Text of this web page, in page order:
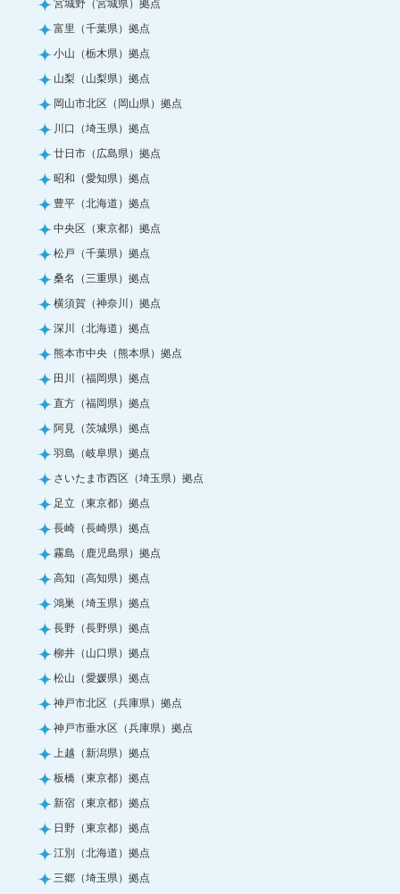
富里（千葉県）拠点
小山（栃木県）拠点
山梨（山梨県）拠点
岡山市北区（岡山県）拠点
川口（埼玉県）拠点
廿日市（広島県）拠点
昭和（愛知県）拠点
豊平（北海道）拠点
中央区（東京都）拠点
松戸（千葉県）拠点
桑名（三重県）拠点
横須賀（神奈川）拠点
深川（北海道）拠点
熊本市中央（熊本県）拠点
田川（福岡県）拠点
直方（福岡県）拠点
阿見（茨城県）拠点
羽島（岐阜県）拠点
さいたま市西区（埼玉県）拠点
足立（東京都）拠点
長崎（長崎県）拠点
霧島（鹿児島県）拠点
高知（高知県）拠点
鴻巣（埼玉県）拠点
長野（長野県）拠点
柳井（山口県）拠点
松山（愛媛県）拠点
神戸市北区（兵庫県）拠点
神戸市垂水区（兵庫県）拠点
上越（新潟県）拠点
板橋（東京都）拠点
新宿（東京都）拠点
日野（東京都）拠点
江別（北海道）拠点
三郷（埼玉県）拠点